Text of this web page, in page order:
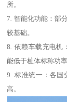
所。
7. 智能化功能：部
较基础。
8. 依赖车载充电机
能低于桩体标称功率
9. 标准统一：各国
高。